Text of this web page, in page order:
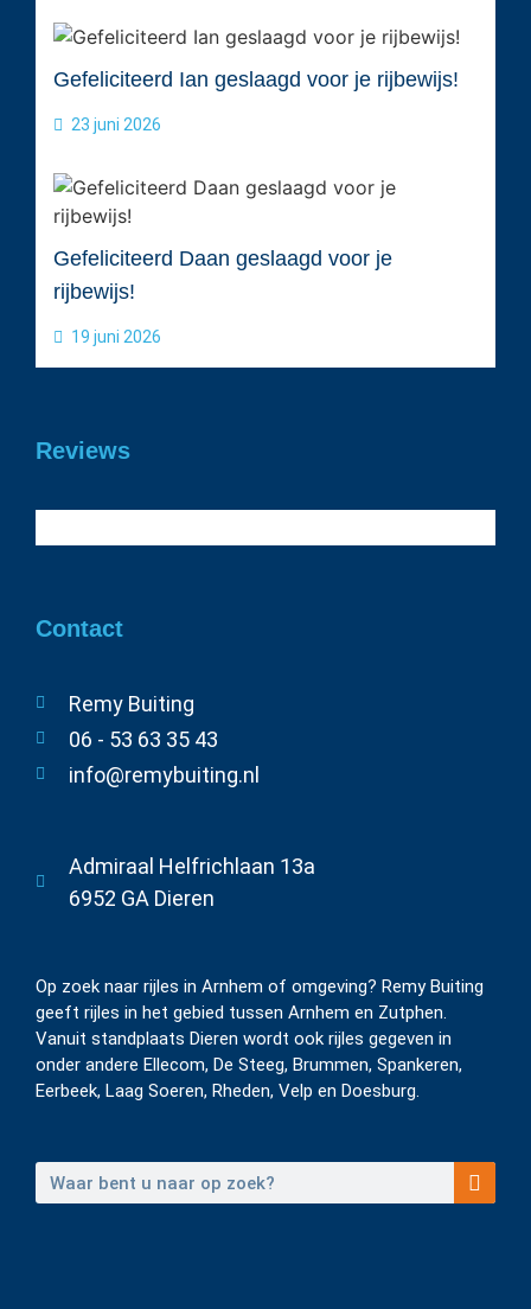
Gefeliciteerd Ian geslaagd voor je rijbewijs!
23 juni 2026
Gefeliciteerd Daan geslaagd voor je
rijbewijs!
19 juni 2026
Reviews
Contact
Remy Buiting
06 - 53 63 35 43
info@remybuiting.nl
Admiraal Helfrichlaan 13a
6952 GA Dieren
Op zoek naar rijles in Arnhem of omgeving? Remy Buiting
geeft rijles in het gebied tussen Arnhem en Zutphen.
Vanuit standplaats Dieren wordt ook rijles gegeven in
onder andere Ellecom, De Steeg, Brummen, Spankeren,
Eerbeek, Laag Soeren, Rheden, Velp en Doesburg.